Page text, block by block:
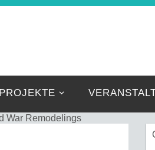
War Remodelings